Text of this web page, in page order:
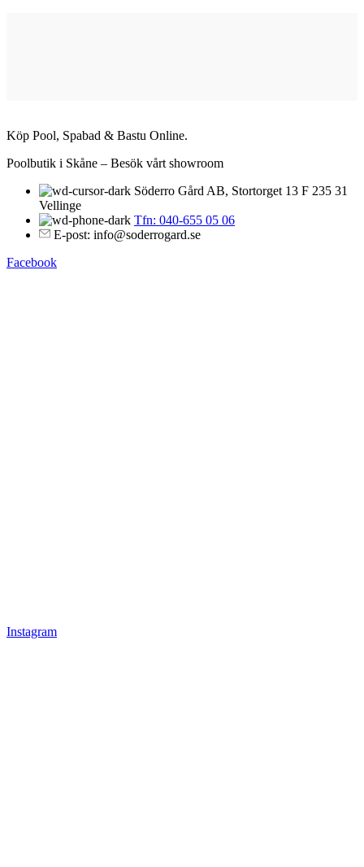
Köp Pool, Spabad & Bastu Online.
Poolbutik i Skåne – Besök vårt showroom
Söderro Gård AB, Stortorget 13 F 235 31
Vellinge
Tfn: 040-655 05 06
E-post: info@soderrogard.se
Facebook
Instagram